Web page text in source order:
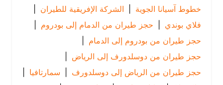
خطوط آسيانا الجوية
| الشركة الإفريقية للطيران |
فلاي بوندي | حجز طيران من الدمام إلى بودروم |
حجز طيران من بودروم إلى الدمام
|
حجز طيران من دوسلدورف إلى الرياض
|
حجز طيران من الرياض إلى دوسلدورف | سمارتافيا
|